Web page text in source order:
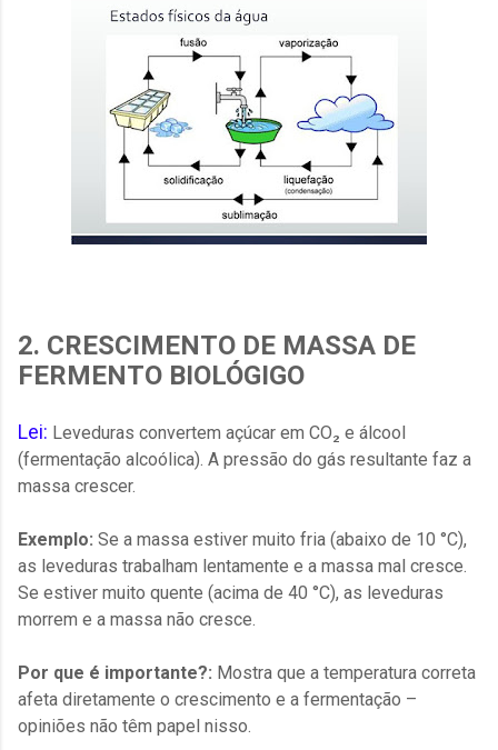
2. CRESCIMENTO DE MASSA DE
FERMENTO BIOLÓGIGO
Lei: Leveduras convertem açúcar em CO₂ e álcool
(fermentação alcoólica). A pressão do gás resultante faz a
massa crescer.
Exemplo: Se a massa estiver muito fria (abaixo de 10 °C),
as leveduras trabalham lentamente e a massa mal cresce.
Se estiver muito quente (acima de 40 °C), as leveduras
morrem e a massa não cresce.
Por que é importante?: Mostra que a temperatura correta
afeta diretamente o crescimento e a fermentação –
opiniões não têm papel nisso.